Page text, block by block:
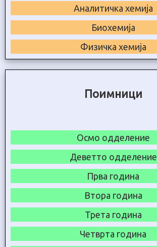
Аналитичка хемија
Биохемија
Физичка хемија
Поимници
Осмо одделение
Деветто одделение
Прва година
Втора година
Трета година
Четврта година